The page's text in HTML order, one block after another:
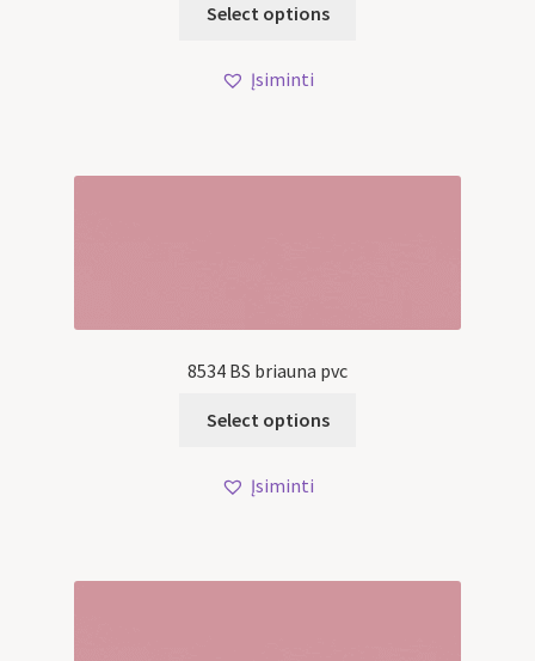
Select options
Įsiminti
8534 BS briauna pvc
Select options
Įsiminti